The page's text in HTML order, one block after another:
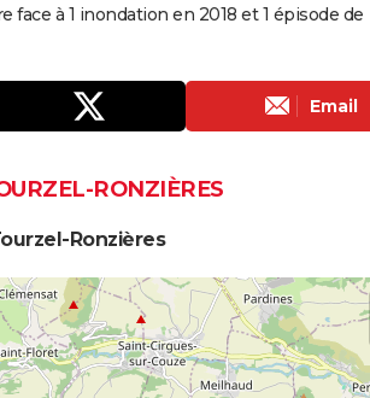
face à 1 inondation en 2018 et 1 épisode de
Email
RONZIÈRES
Ronzières